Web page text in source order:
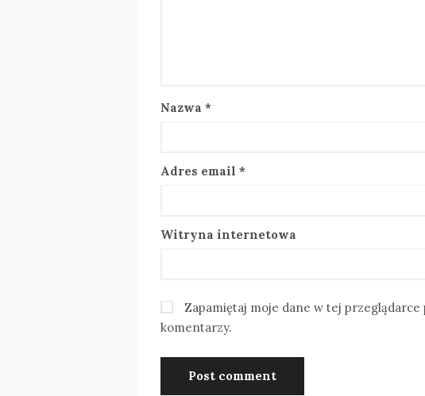
Nazwa *
Adres email *
Witryna internetowa
Zapamiętaj moje dane w tej przeglądarce
komentarzy.